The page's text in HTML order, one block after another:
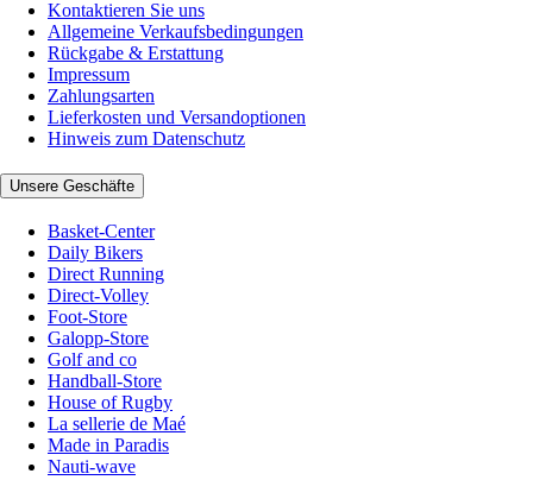
Kontaktieren Sie uns
Allgemeine Verkaufsbedingungen
Rückgabe & Erstattung
Impressum
Zahlungsarten
Lieferkosten und Versandoptionen
Hinweis zum Datenschutz
Unsere Geschäfte
Basket-Center
Daily Bikers
Direct Running
Direct-Volley
Foot-Store
Galopp-Store
Golf and co
Handball-Store
House of Rugby
La sellerie de Maé
Made in Paradis
Nauti-wave